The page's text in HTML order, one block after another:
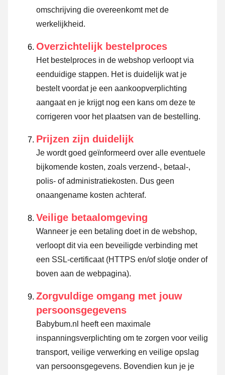
omschrijving die overeenkomt met de
werkelijkheid.
Overzichtelijk bestelproces
Het bestelproces in de webshop verloopt via
eenduidige stappen. Het is duidelijk wat je
bestelt voordat je een aankoopverplichting
aangaat en je krijgt nog een kans om deze te
corrigeren voor het plaatsen van de bestelling.
Prijzen zijn duidelijk
Je wordt goed geïnformeerd over alle eventuele
bijkomende kosten, zoals verzend-, betaal-,
polis- of administratiekosten. Dus geen
onaangename kosten achteraf.
Veilige betaalomgeving
Wanneer je een betaling doet in de webshop,
verloopt dit via een beveiligde verbinding met
een SSL-certificaat (HTTPS en/of slotje onder of
boven aan de webpagina).
Zorgvuldige omgang met jouw
persoonsgegevens
Babybum.nl heeft een maximale
inspanningsverplichting om te zorgen voor veilig
transport, veilige verwerking en veilige opslag
van persoonsgegevens. Bovendien kun je je